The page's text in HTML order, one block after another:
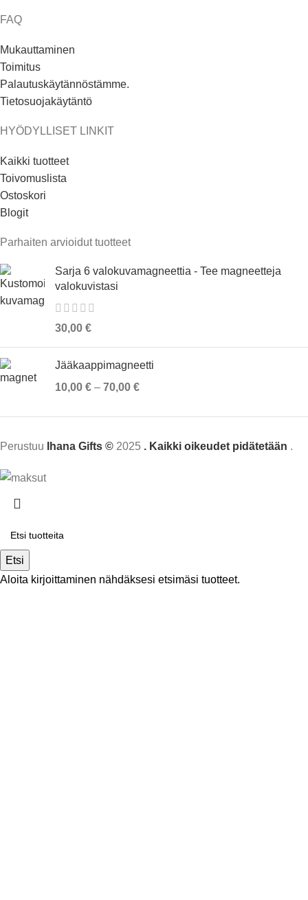
FAQ
Mukauttaminen
Toimitus
Palautuskäytännöstämme.
Tietosuojakäytäntö
HYÖDYLLISET LINKIT
Kaikki tuotteet
Toivomuslista
Ostoskori
Blogit
Parhaiten arvioidut tuotteet
Sarja 6 valokuvamagneettia - Tee magneetteja
valokuvistasi
30,00 €
Jääkaappimagneetti
10,00 € – 70,00 €
Perustuu Ihana Gifts © 2025 . Kaikki oikeudet pidätetään .
Etsi
Aloita kirjoittaminen nähdäksesi etsimäsi tuotteet.